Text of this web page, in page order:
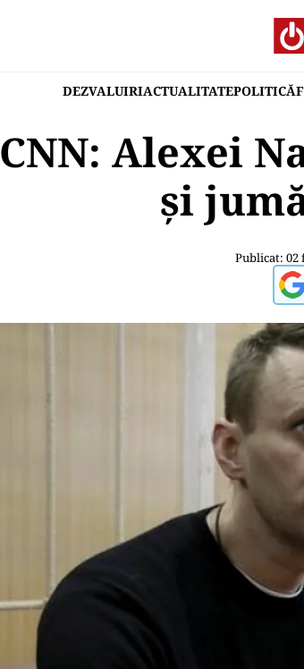
DEZVALUIRIACTUALITATEPOLITICĂ
CNN: Alexei
și
Publicat: 02